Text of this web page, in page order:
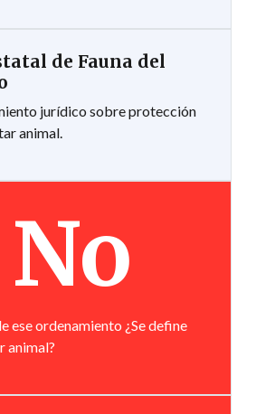
de Fauna del
jurídico sobre protección
animal.
No
ese ordenamiento ¿Se define
animal?